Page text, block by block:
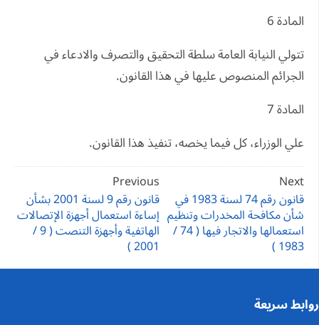
المادة 6
تتولي النيابة العامة سلطة التحقيق والتصرف والادعاء في
الجرائم المنصوص عليها في هذا القانون.
المادة 7
علي الوزراء، كل فيما يخصه، تنفيذ هذا القانون.
تصفّح
المقالات
Previous
قانون رقم 9 لسنة 2001 بشأن
إساءة استعمال أجهزة الإتصالات
الهاتفية وأجهزة التنصت ( 9 /
2001 )
Next
قانون رقم 74 لسنة 1983 في
شأن مكافحة المخدرات وتنظيم
استعمالها والاتجار فيها ( 74 /
1983 )
روابط سريعة